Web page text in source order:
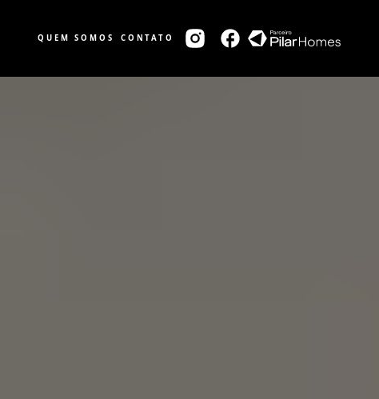
QUEM SOMOS CONTATO